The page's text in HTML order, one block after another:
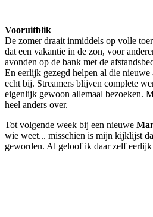
Vooruitblik
De zomer draait inmiddels op volle
dat een vakantie in de zon, voor
avonden op de bank met de
En eerlijk gezegd helpen al die
echt bij. Streamers blijven complete
eigenlijk gewoon allemaal bezoeken.
heel anders over.
Tot volgende week bij een nieuwe
wie weet... misschien is mijn kijklijst
geworden. Al geloof ik daar zelf